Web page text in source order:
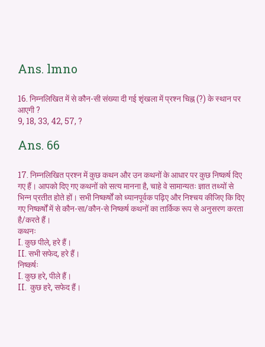
Ans. lmno
16. निम्नलिखित में से कौन-सी संख्या दी गई शृंखला में प्रश्न चिह्न (?) के स्थान पर
आएगी ?
9, 18, 33, 42, 57, ?
Ans. 66
17. निम्नलिखित प्रश्न में कुछ कथन और उन कथनों के आधार पर कुछ निष्कर्ष दिए
गए हैं। आपको दिए गए कथनों को सत्य मानना है, चाहे वे सामान्यतः ज्ञात तथ्यों से
भिन्न प्रतीत होते हों। सभी निष्कर्षों को ध्यानपूर्वक पढ़िए और निश्चय कीजिए कि दिए
गए निष्कर्षों में से कौन-सा/कौन-से निष्कर्ष कथनों का तार्किक रूप से अनुसरण करता
है/करते हैं।
कथनः
I. कुछ पीले, हरे हैं।
II. सभी सफेद, हरे हैं।
निष्कर्षः
I. कुछ हरे, पीले हैं।
II. कुछ हरे, सफेद हैं।